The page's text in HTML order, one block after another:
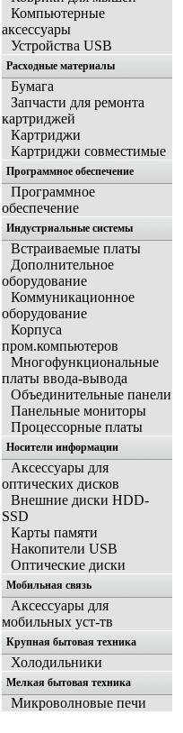
Компьютерные
аксессуары
Устройства USB
Расходные материалы
Бумага
Запчасти для ремонта
картриджей
Картриджи
Картриджи совместимые
Программное обеспечение
Программное
обеспечение
Индустриальные системы
Встраиваемые платы
Дополнительное
оборудование
Коммуникационное
оборудование
Корпуса
пром.компьютеров
Многофункциональные
платы ввода-вывода
Объединительные панели
Панельные мониторы
Процессорные платы
Носители информации
Аксессуары для
оптических дисков
Внешние диски HDD-
SSD
Карты памяти
Накопители USB
Оптические диски
Мобильная связь
Аксессуары для
мобильных уст-тв
Крупная бытовая техника
Холодильники
Мелкая бытовая техника
Микроволновые печи